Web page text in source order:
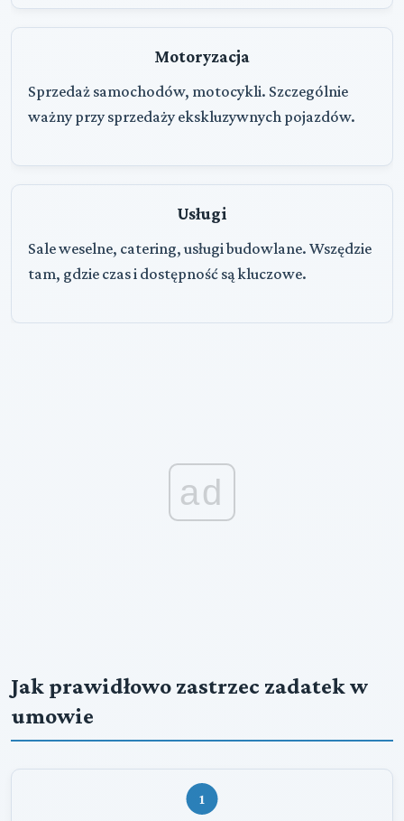
Motoryzacja
Sprzedaż samochodów, motocykli. Szczególnie
ważny przy sprzedaży ekskluzywnych pojazdów.
Usługi
Sale weselne, catering, usługi budowlane. Wszędzie
tam, gdzie czas i dostępność są kluczowe.
ad
Jak prawidłowo zastrzec zadatek w
umowie
1